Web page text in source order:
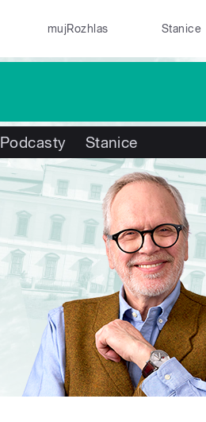
mujRozhlas Stanice
Podcasty Stanice